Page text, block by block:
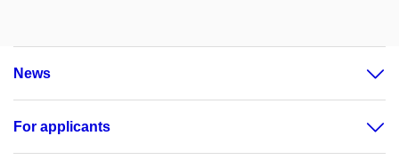
News
For applicants